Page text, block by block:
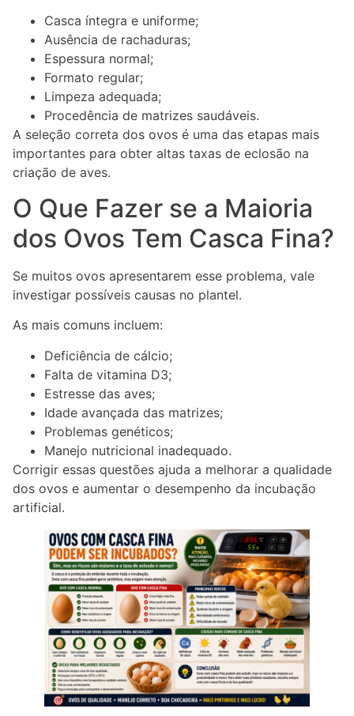
Casca íntegra e uniforme;
Ausência de rachaduras;
Espessura normal;
Formato regular;
Limpeza adequada;
Procedência de matrizes saudáveis.
A seleção correta dos ovos é uma das etapas mais
importantes para obter altas taxas de eclosão na
criação de aves.
O Que Fazer se a Maioria
dos Ovos Tem Casca Fina?
Se muitos ovos apresentarem esse problema, vale
investigar possíveis causas no plantel.
As mais comuns incluem:
Deficiência de cálcio;
Falta de vitamina D3;
Estresse das aves;
Idade avançada das matrizes;
Problemas genéticos;
Manejo nutricional inadequado.
Corrigir essas questões ajuda a melhorar a qualidade
dos ovos e aumentar o desempenho da incubação
artificial.